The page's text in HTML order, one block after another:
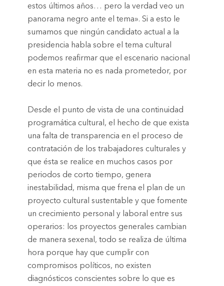
estos últimos años… pero la verdad veo un
panorama negro ante el tema». Si a esto le
sumamos que ningún candidato actual a la
presidencia habla sobre el tema cultural
podemos reafirmar que el escenario nacional
en esta materia no es nada prometedor, por
decir lo menos.
Desde el punto de vista de una continuidad
programática cultural, el hecho de que exista
una falta de transparencia en el proceso de
contratación de los trabajadores culturales y
que ésta se realice en muchos casos por
periodos de corto tiempo, genera
inestabilidad, misma que frena el plan de un
proyecto cultural sustentable y que fomente
un crecimiento personal y laboral entre sus
operarios: los proyectos generales cambian
de manera sexenal, todo se realiza de última
hora porque hay que cumplir con
compromisos políticos, no existen
diagnósticos conscientes sobre lo que es